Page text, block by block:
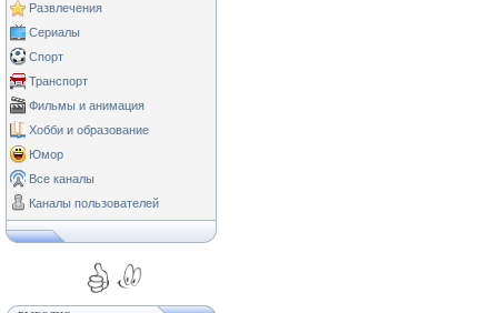
Развлечения
Сериалы
Спорт
Транспорт
Фильмы и анимация
Хобби и образование
Юмор
Все каналы
Каналы пользователей